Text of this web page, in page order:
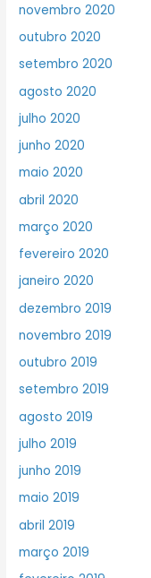
novembro 2020
outubro 2020
setembro 2020
agosto 2020
julho 2020
junho 2020
maio 2020
abril 2020
março 2020
fevereiro 2020
janeiro 2020
dezembro 2019
novembro 2019
outubro 2019
setembro 2019
agosto 2019
julho 2019
junho 2019
maio 2019
abril 2019
março 2019